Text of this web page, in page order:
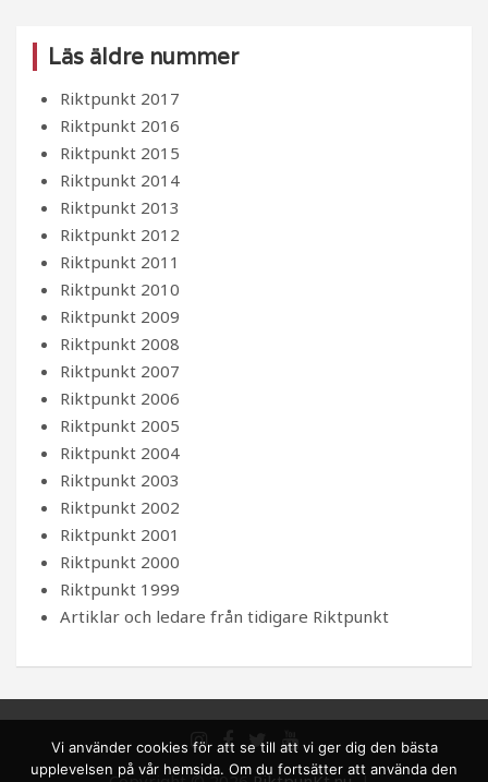
Läs äldre nummer
Riktpunkt 2017
Riktpunkt 2016
Riktpunkt 2015
Riktpunkt 2014
Riktpunkt 2013
Riktpunkt 2012
Riktpunkt 2011
Riktpunkt 2010
Riktpunkt 2009
Riktpunkt 2008
Riktpunkt 2007
Riktpunkt 2006
Riktpunkt 2005
Riktpunkt 2004
Riktpunkt 2003
Riktpunkt 2002
Riktpunkt 2001
Riktpunkt 2000
Riktpunkt 1999
Artiklar och ledare från tidigare Riktpunkt
Vi använder cookies för att se till att vi ger dig den bästa
upplevelsen på vår hemsida. Om du fortsätter att använda den